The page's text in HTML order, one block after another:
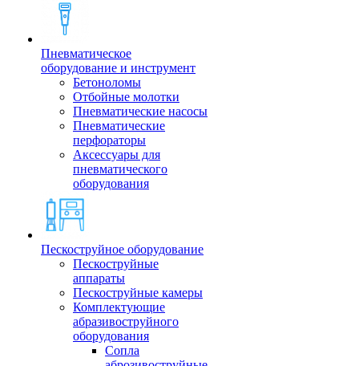
Пневматическое
оборудование и инструмент
Бетоноломы
Отбойные молотки
Пневматические насосы
Пневматические
перфораторы
Аксессуары для
пневматического
оборудования
Пескоструйное оборудование
Пескоструйные
аппараты
Пескоструйные камеры
Комплектующие
абразивоструйного
оборудования
Сопла